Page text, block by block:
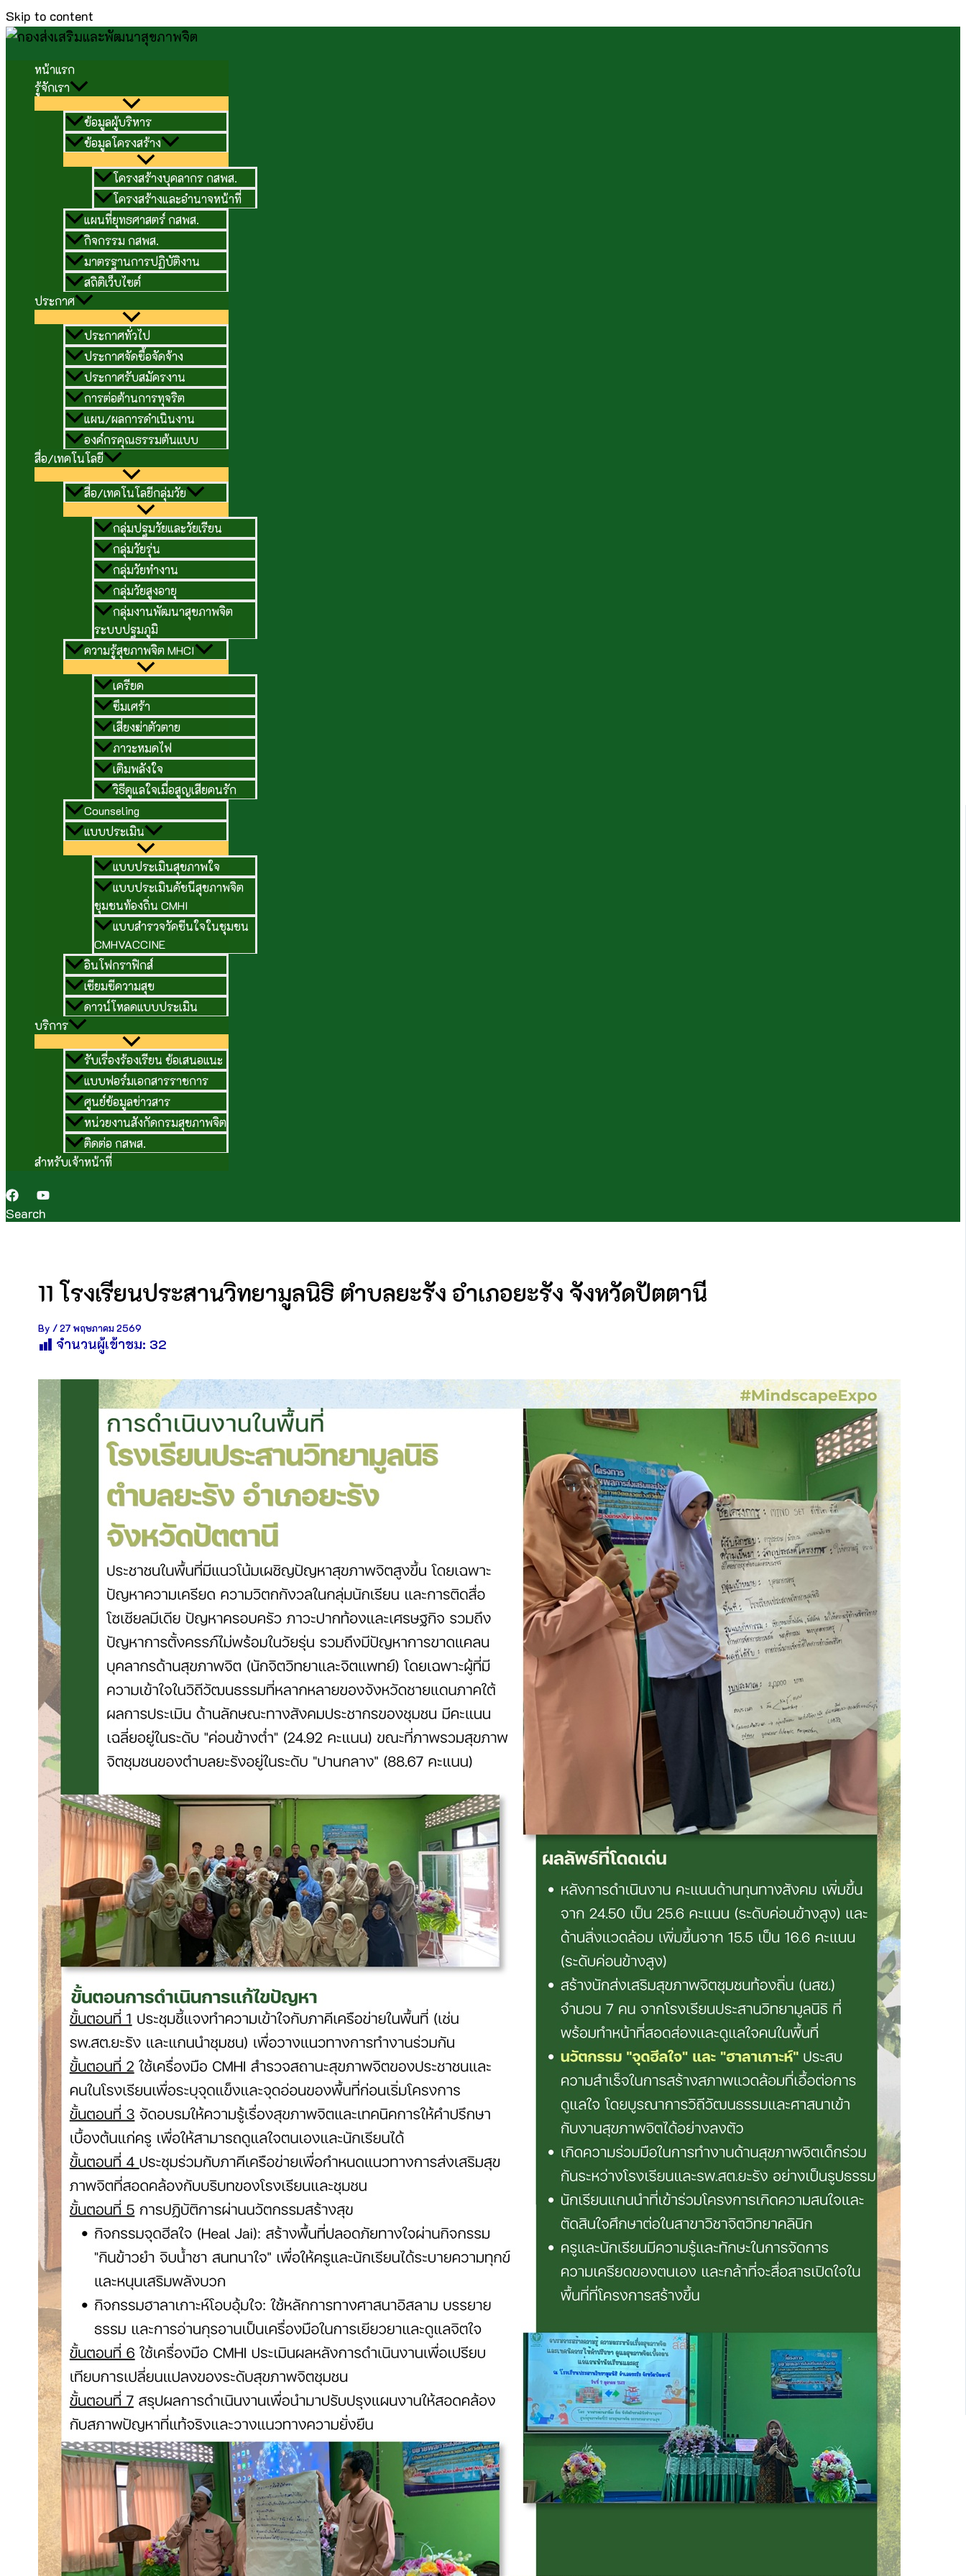
Skip to content
หน้าแรก
รู้จักเรา
ข้อมูลผู้บริหาร
ข้อมูลโครงสร้าง
โครงสร้างบุคลากร กสพส.
โครงสร้างและอำนาจหน้าที่
แผนที่ยุทธศาสตร์ กสพส.
กิจกรรม กสพส.
มาตรฐานการปฏิบัติงาน
สถิติเว็บไซต์
ประกาศ
ประกาศทั่วไป
ประกาศจัดซื้อจัดจ้าง
ประกาศรับสมัครงาน
การต่อต้านการทุจริต
แผน/ผลการดำเนินงาน
องค์กรคุณธรรมต้นแบบ
สื่อ/เทคโนโลยี
สื่อ/เทคโนโลยีกลุ่มวัย
กลุ่มปฐมวัยและวัยเรียน
กลุ่มวัยรุ่น
กลุ่มวัยทำงาน
กลุ่มวัยสูงอายุ
กลุ่มงานพัฒนาสุขภาพจิต
ระบบปฐมภูมิ
ความรู้สุขภาพจิต MHCI
เครียด
ซึมเศร้า
เสี่ยงฆ่าตัวตาย
ภาวะหมดไฟ
เติมพลังใจ
วิธีดูแลใจเมื่อสูญเสียคนรัก
Counseling
แบบประเมิน
แบบประเมินสุขภาพใจ
แบบประเมินดัชนีสุขภาพจิต
ชุมชนท้องถิ่น CMHI
แบบสำรวจวัคซีนใจในชุมชน
CMHVACCINE
อินโฟกราฟิกส์
เซียมซีความสุข
ดาวน์โหลดแบบประเมิน
บริการ
รับเรื่องร้องเรียน ข้อเสนอแนะ
แบบฟอร์มเอกสารราชการ
ศูนย์ข้อมูลข่าวสาร
หน่วยงานสังกัดกรมสุขภาพจิต
ติดต่อ กสพส.
สำหรับเจ้าหน้าที่
Search
11 โรงเรียนประสานวิทยามูลนิธิ ตำบลยะรัง อำเภอยะรัง จังหวัดปัตตานี
By /27 พฤษภาคม 2569
จำนวนผู้เข้าชม: 32